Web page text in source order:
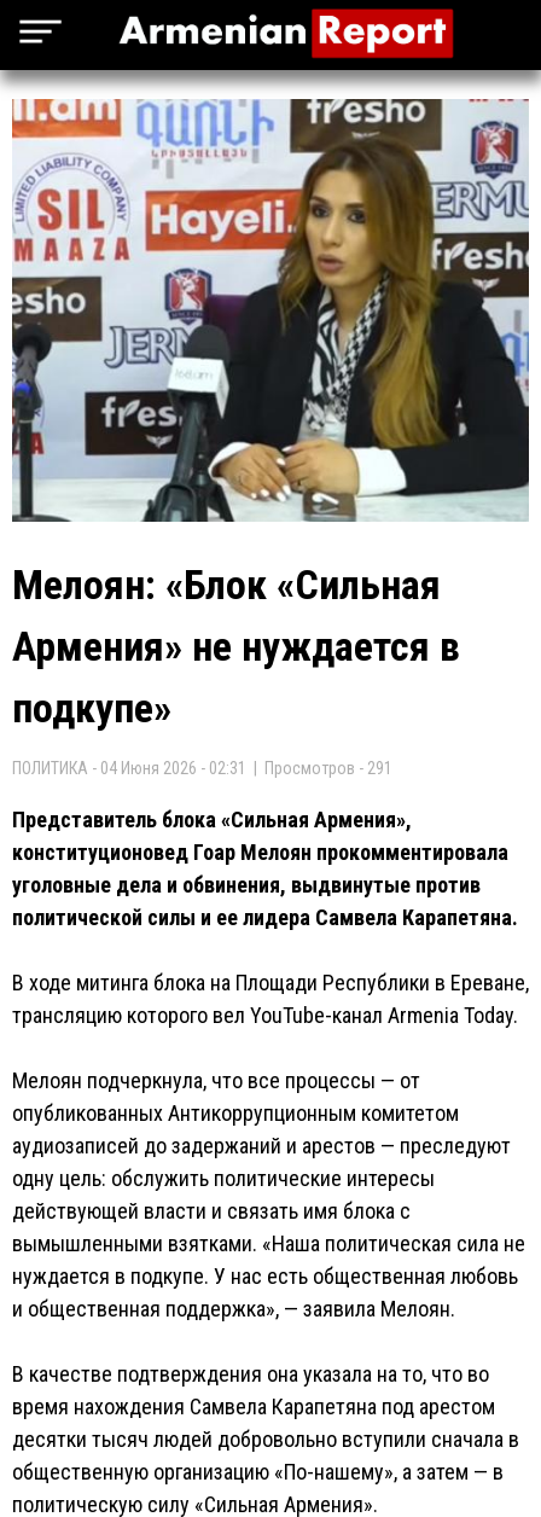
Мелоян: «Блок «Сильная
Армения» не нуждается в
подкупе»
ПОЛИТИКА - 04 Июня 2026 - 02:31 | Просмотров - 291
Представитель блока «Сильная Армения»,
конституционовед Гоар Мелоян прокомментировала
уголовные дела и обвинения, выдвинутые против
политической силы и ее лидера Самвела Карапетяна.
В ходе митинга блока на Площади Республики в Ереване,
трансляцию которого вел YouTube-канал Armenia Today.
Мелоян подчеркнула, что все процессы — от
опубликованных Антикоррупционным комитетом
аудиозаписей до задержаний и арестов — преследуют
одну цель: обслужить политические интересы
действующей власти и связать имя блока с
вымышленными взятками. «Наша политическая сила не
нуждается в подкупе. У нас есть общественная любовь
и общественная поддержка», — заявила Мелоян.
В качестве подтверждения она указала на то, что во
время нахождения Самвела Карапетяна под арестом
десятки тысяч людей добровольно вступили сначала в
общественную организацию «По-нашему», а затем — в
политическую силу «Сильная Армения».